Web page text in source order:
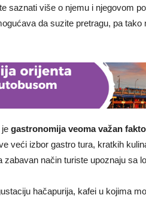
saznati više o njemu i njegovom
da suzite pretragu, pa
gastronomija veoma važan
veći izbor gastro tura, kratkih
zabavan način turiste upoznaju sa
hačapurija, kafei u kojima